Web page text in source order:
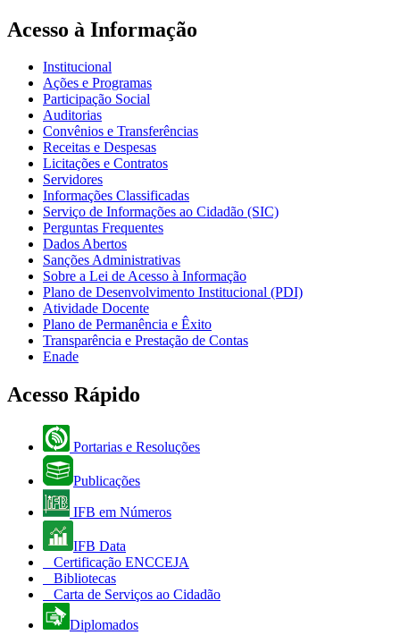
Acesso à Informação
Institucional
Ações e Programas
Participação Social
Auditorias
Convênios e Transferências
Receitas e Despesas
Licitações e Contratos
Servidores
Informações Classificadas
Serviço de Informações ao Cidadão (SIC)
Perguntas Frequentes
Dados Abertos
Sanções Administrativas
Sobre a Lei de Acesso à Informação
Plano de Desenvolvimento Institucional (PDI)
Atividade Docente
Plano de Permanência e Êxito
Transparência e Prestação de Contas
Enade
Acesso Rápido
Portarias e Resoluções
Publicações
IFB em Números
IFB Data
Certificação ENCCEJA
Bibliotecas
Carta de Serviços ao Cidadão
Diplomados